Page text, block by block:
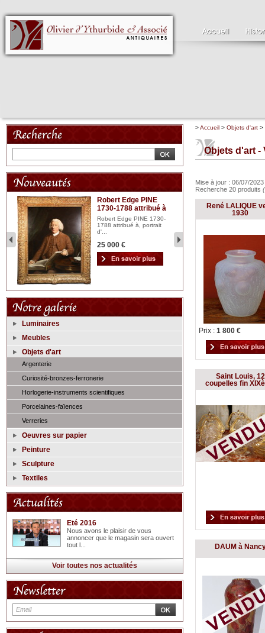
Robert Edge PINE
1730-1788 attribué à
Robert Edge PINE 1730-
1788 attribué à, portrait
d'...
25 000 €
Luminaires
Meubles
Objets d'art
Argenterie
Curiosité-bronzes-ferronerie
Horlogerie-instruments scientifiques
Porcelaines-faïences
Verreries
Oeuvres sur papier
Peinture
Sculpture
Textiles
Eté 2016
Nous avons le plaisir de vous
annoncer que le magasin sera ouvert
tout l...
Voir toutes nos actualités
>Accueil > Objets d'art >
Objets d'art -
Mise à jour : 06/07/
Recherche 20 produits
René LALIQUE
1930
Prix : 1 800 €
Saint Louis, 12
coupelles fin
DAUM à